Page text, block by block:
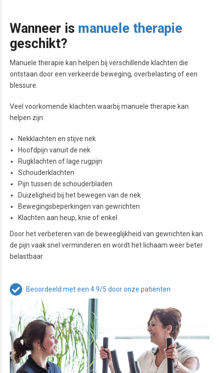
Wanneer is manuele therapie
geschikt?
Manuele therapie kan helpen bij verschillende klachten die
ontstaan door een verkeerde beweging, overbelasting of een
blessure.
Veel voorkomende klachten waarbij manuele therapie kan
helpen zijn:
Nekklachten en stijve nek
Hoofdpijn vanuit de nek
Rugklachten of lage rugpijn
Schouderklachten
Pijn tussen de schouderbladen
Duizeligheid bij het bewegen van de nek
Bewegingsbeperkingen van gewrichten
Klachten aan heup, knie of enkel
Door het verbeteren van de beweeglijkheid van gewrichten kan
de pijn vaak snel verminderen en wordt het lichaam weer beter
belastbaar.
Beoordeeld met een 4.9/5 door onze patiënten